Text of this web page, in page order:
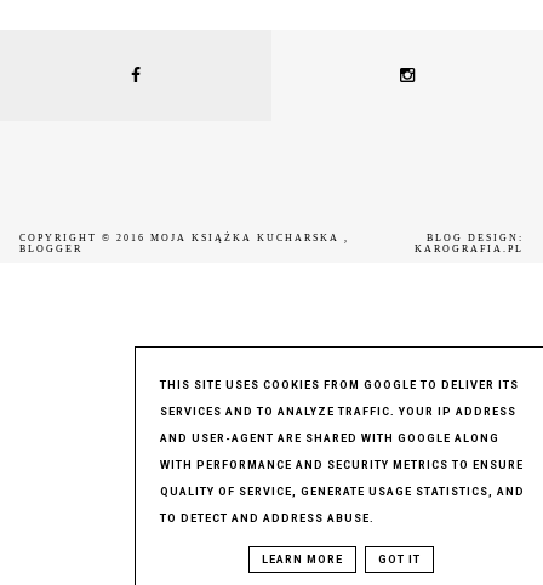
COPYRIGHT © 2016 MOJA KSIĄŻKA KUCHARSKA ,
BLOGGER
BLOG DESIGN:
KAROGRAFIA.PL
THIS SITE USES COOKIES FROM GOOGLE TO DELIVER ITS
SERVICES AND TO ANALYZE TRAFFIC. YOUR IP ADDRESS
AND USER-AGENT ARE SHARED WITH GOOGLE ALONG
WITH PERFORMANCE AND SECURITY METRICS TO ENSURE
QUALITY OF SERVICE, GENERATE USAGE STATISTICS, AND
TO DETECT AND ADDRESS ABUSE.
LEARN MORE GOT IT